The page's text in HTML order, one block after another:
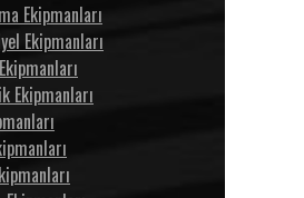
Ekipmanları
Ekipmanları
Ekipmanları